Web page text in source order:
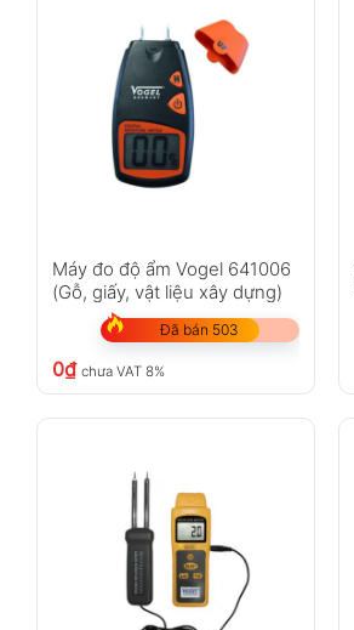
Máy đo độ ẩm Vogel 641006
(Gỗ, giấy, vật liệu xây dựng)
Đã bán 503
0₫ chưa VAT 8%